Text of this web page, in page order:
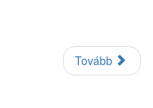
Tovább